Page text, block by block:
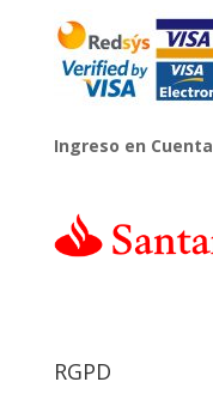
Ingreso en Cuenta
RGPD